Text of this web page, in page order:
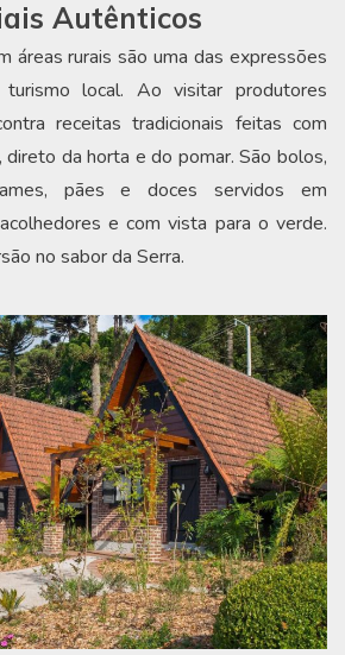
Autênticos
áreas rurais são uma das expressões
local. Ao visitar produtores
receitas tradicionais feitas com
da horta e do pomar. São bolos,
pães e doces servidos em
e com vista para o verde.
no sabor da Serra.